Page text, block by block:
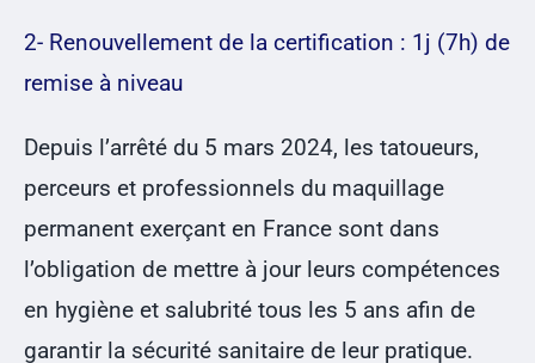
2- Renouvellement de la certification : 1j (7h) de
remise à niveau
Depuis l’arrêté du 5 mars 2024, les tatoueurs,
perceurs et professionnels du maquillage
permanent exerçant en France sont dans
l’obligation de mettre à jour leurs compétences
en hygiène et salubrité tous les 5 ans afin de
garantir la sécurité sanitaire de leur pratique.